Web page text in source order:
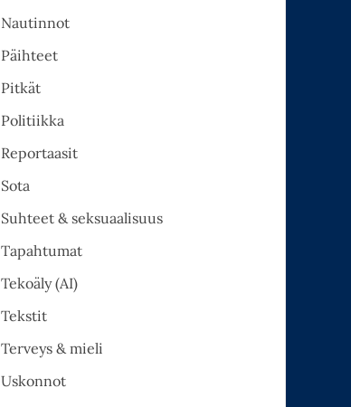
Nautinnot
Päihteet
Pitkät
Politiikka
Reportaasit
Sota
Suhteet & seksuaalisuus
Tapahtumat
Tekoäly (AI)
Tekstit
Terveys & mieli
Uskonnot